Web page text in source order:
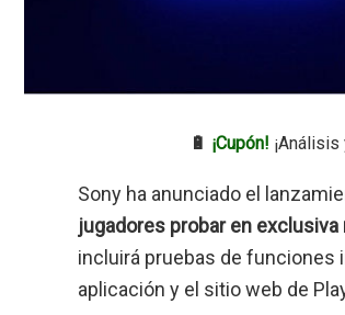
🔋 ¡Cupón!
Sony ha anunciado el
jugadores probar en
incluirá pruebas de funciones
aplicación y el sitio web de